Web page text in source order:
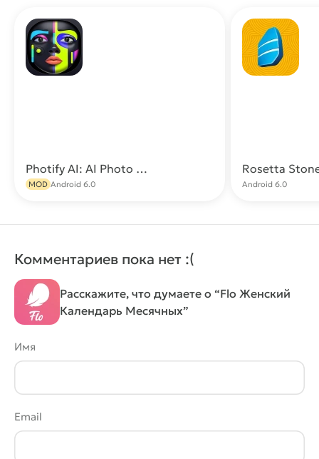
Photify AI: AI Photo Generator PRO (Все функции)
MOD Android 6.0 Android 6.0
Комментариев пока нет :(
Расскажите, что думаете о “Flo Женский
Календарь Месячных”
Имя
Email